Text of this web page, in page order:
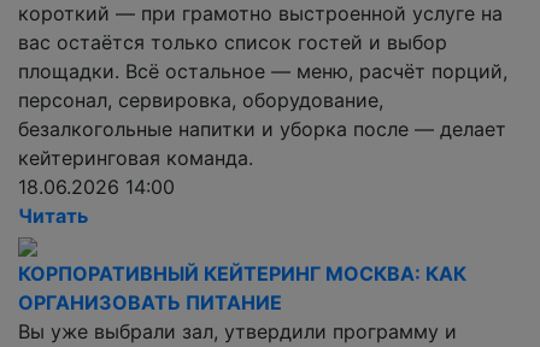
короткий — при грамотно выстроенной услуге на
вас остаётся только список гостей и выбор
площадки. Всё остальное — меню, расчёт порций,
персонал, сервировка, оборудование,
безалкогольные напитки и уборка после — делает
кейтеринговая команда.
18.06.2026 14:00
Читать
КОРПОРАТИВНЫЙ КЕЙТЕРИНГ МОСКВА: КАК
ОРГАНИЗОВАТЬ ПИТАНИЕ
Вы уже выбрали зал, утвердили программу и